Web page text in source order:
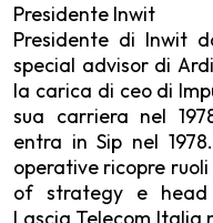
Presidente Inwit
Presidente di Inwit
special advisor di
la carica di ceo di
sua carriera nel
entra in Sip nel
operative ricopre
of strategy e head